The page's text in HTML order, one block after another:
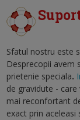
Sfatul nostru este
Desprecopii avem
prietenie speciala.
de gravidute -
mai reconfortant
exact prin aceleasi